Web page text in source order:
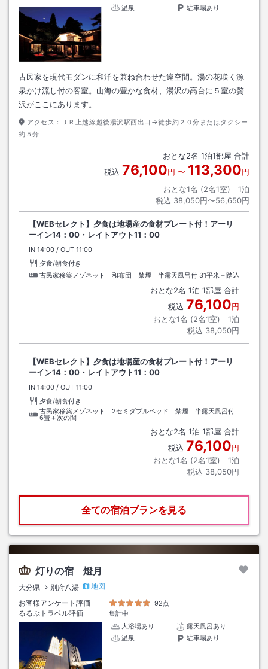
温泉
駐車場あり
古民家を現代モダンに和洋を兼ね合わせた違空間。湯の花咲く源
泉かけ流し付の客室。山海の豊かな食材、湯沢の高台に５室の贅
沢がここにあります。
アクセス：
ＪＲ上越線越後湯沢駅西出口→徒歩約２０分またはタクシー
約５分
おとな2名 1泊1部屋 合計
税込 76,100円 〜 113,300円
おとな1名 (2名1室)｜ 1泊
税込 38,050円〜56,650円
【WEBセレクト】夕食は地場産の食材プレート付！アーリ
ーイン14：00・レイトアウト11：00
IN チェックイン
14:00 / OUT チェックアウト
11:00
夕食/朝食付き
古民家移築メゾネット 和布団 禁煙 半露天風呂付 31平米＋踏込
おとな2名 1泊 1部屋 合計
税込 76,100円
おとな1名 (2名1室)｜ 1泊
税込 38,050円
【WEBセレクト】夕食は地場産の食材プレート付！アーリ
ーイン14：00・レイトアウト11：00
IN チェックイン
14:00 / OUT チェックアウト
11:00
夕食/朝食付き
古民家移築メゾネット 2セミダブルベッド 禁煙 半露天風呂付
6畳＋次の間
おとな2名 1泊 1部屋 合計
税込 76,100円
おとな1名 (2名1室)｜ 1泊
税込 38,050円
全ての宿泊プランを見る
灯りの宿 燈月
大分県 別府八湯
地図
お客様アンケート評価
92点
るるぶトラベル評価
集計中
大浴場あり
露天風呂あり
温泉
駐車場あり